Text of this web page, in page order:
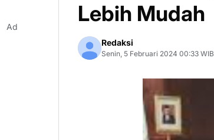
Lebih Mudah
Redaksi
Senin, 5 Februari 2024 00:33 WIB
Ad